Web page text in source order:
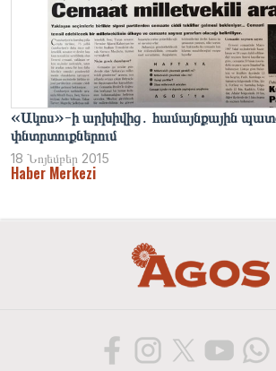
«Ակոս»-ի արխիվից․ համայնքային
փնտրտուքներում
18 Նոյեմբեր 2015
Haber Merkezi